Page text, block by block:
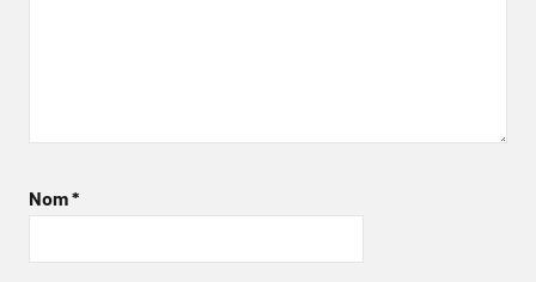
Nom*